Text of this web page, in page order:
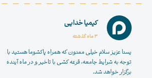
کیمیا خدایی
3 ماه گذشته
یسنا عزیز سلام خیلی ممنون که همراه پاکشوما هستید با
توجه به شرایط جامعه، قرعه کشی با تاخیر و در ماه آینده
برگزار خواهد شد.